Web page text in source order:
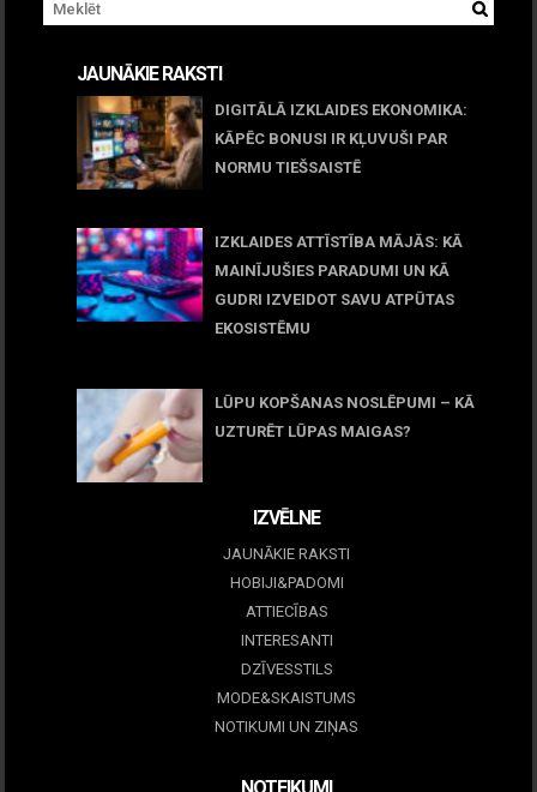
JAUNĀKIE RAKSTI
DIGITĀLĀ IZKLAIDES EKONOMIKA:
KĀPĒC BONUSI IR KĻUVUŠI PAR
NORMU TIEŠSAISTĒ
IZKLAIDES ATTĪSTĪBA MĀJĀS: KĀ
MAINĪJUŠIES PARADUMI UN KĀ
GUDRI IZVEIDOT SAVU ATPŪTAS
EKOSISTĒMU
LŪPU KOPŠANAS NOSLĒPUMI – KĀ
UZTURĒT LŪPAS MAIGAS?
IZVĒLNE
JAUNĀKIE RAKSTI
HOBIJI&PADOMI
ATTIECĪBAS
INTERESANTI
DZĪVESSTILS
MODE&SKAISTUMS
NOTIKUMI UN ZIŅAS